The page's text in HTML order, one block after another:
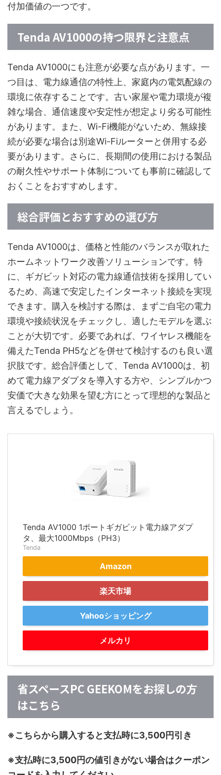
付加価値の一つです。
Tenda AV1000の持つ限界と注意点
Tenda AV1000にも注意が必要な点があります。一
つ目は、電力線通信の特性上、家庭内の電気配線の
環境に依存することです。古い家屋や電力環境が複
雑な場合、通信速度や安定性が想定より劣る可能性
があります。また、Wi-Fi機能がないため、無線接
続が必要な場合は別途Wi-Fiルーターと併用する必
要があります。さらに、長期間の使用における製品
の耐久性やサポート体制についても事前に確認して
おくことをおすすめします。
総合評価とおすすめの選び方
Tenda AV1000は、価格と性能のバランスが取れた
ホームネットワーク改善ソリューションです。特
に、ギガビット対応の電力線通信技術を採用してい
るため、高速で安定したインターネット接続を実現
できます。購入を検討する際は、まずご自宅の電力
環境や接続状況をチェックし、適したモデルを選ぶ
ことが大切です。必要であれば、ワイヤレス機能を
備えたTenda PH5などを併せて検討するのも良い選
択肢です。総合評価として、Tenda AV1000は、初
めて電力線アダプタを導入する方や、シンプルかつ
安価で大きな効果を望む方にとって理想的な製品と
言えるでしょう。
Tenda AV1000 1ポートギガビット電力線アダプ
タ、最大1000Mbps（PH3）
Tenda
Amazon
楽天市場
Yahooショッピング
メルカリ
省スペースPC GEEKOMをお探しの方
はこちら
※こちらから購入すると支払時に3,500円引き
※支払時に3,500円の値引きがない場合はクーポン